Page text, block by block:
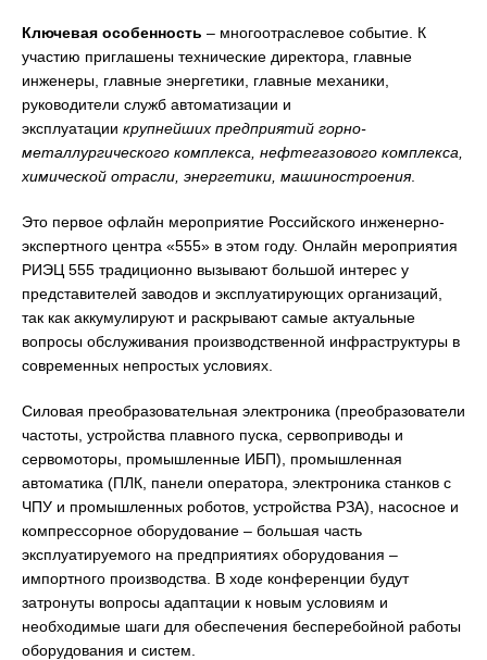
Ключевая особенность – многоотраслевое событие. К
участию приглашены технические директора, главные
инженеры, главные энергетики, главные механики,
руководители служб автоматизации и
эксплуатации крупнейших предприятий горно-
металлургического комплекса, нефтегазового комплекса,
химической отрасли, энергетики, машиностроения.
Это первое офлайн мероприятие Российского инженерно-
экспертного центра «555» в этом году. Онлайн мероприятия
РИЭЦ 555 традиционно вызывают большой интерес у
представителей заводов и эксплуатирующих организаций,
так как аккумулируют и раскрывают самые актуальные
вопросы обслуживания производственной инфраструктуры в
современных непростых условиях.
Силовая преобразовательная электроника (преобразователи
частоты, устройства плавного пуска, сервоприводы и
сервомоторы, промышленные ИБП), промышленная
автоматика (ПЛК, панели оператора, электроника станков с
ЧПУ и промышленных роботов, устройства РЗА), насосное и
компрессорное оборудование – большая часть
эксплуатируемого на предприятиях оборудования –
импортного производства. В ходе конференции будут
затронуты вопросы адаптации к новым условиям и
необходимые шаги для обеспечения бесперебойной работы
оборудования и систем.